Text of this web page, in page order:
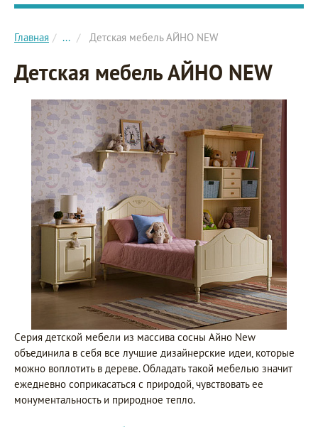
Главная ... Детская мебель АЙНО NEW
Детская мебель АЙНО NEW
Cерия детской мебели из массива сосны Айно New
объединила в себя все лучшие дизайнерские идеи, которые
можно воплотить в дереве. Обладать такой мебелью значит
ежедневно соприкасаться с природой, чувствовать ее
монументальность и природное тепло.